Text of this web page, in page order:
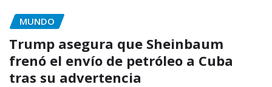
MUNDO
Trump asegura que Sheinbaum
frenó el envío de petróleo a Cuba
tras su advertencia